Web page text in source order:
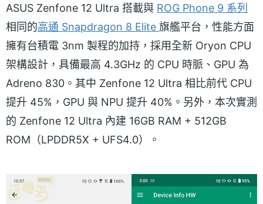
ASUS Zenfone 12 Ultra 搭載與 ROG Phone 9 系列
相同的高通 Snapdragon 8 Elite 旗艦平台，性能方面
擁有台積電 3nm 製程的加持，採用全新 Oryon CPU
架構設計，具備最高 4.3GHz 的 CPU 時脈、GPU 為
Adreno 830。其中 Zenfone 12 Ultra 相比前代 CPU
提升 45%，GPU 與 NPU 提升 40%。另外，本次實測
的 Zenfone 12 Ultra 內建 16GB RAM + 512GB
ROM（LPDDR5X + UFS4.0）。